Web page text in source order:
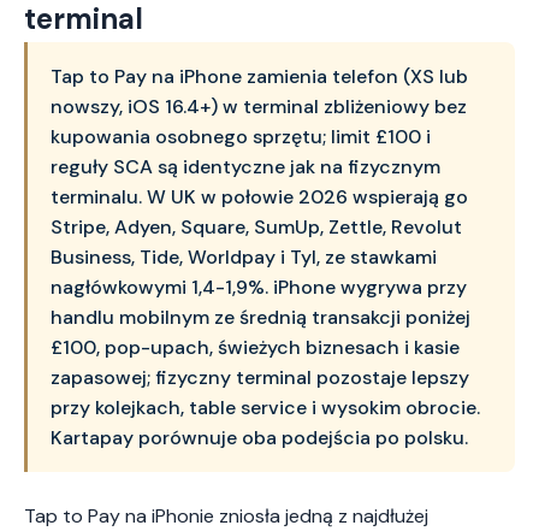
terminal
Tap to Pay na iPhone zamienia telefon (XS lub
nowszy, iOS 16.4+) w terminal zbliżeniowy bez
kupowania osobnego sprzętu; limit £100 i
reguły SCA są identyczne jak na fizycznym
terminalu. W UK w połowie 2026 wspierają go
Stripe, Adyen, Square, SumUp, Zettle, Revolut
Business, Tide, Worldpay i Tyl, ze stawkami
nagłówkowymi 1,4-1,9%. iPhone wygrywa przy
handlu mobilnym ze średnią transakcji poniżej
£100, pop-upach, świeżych biznesach i kasie
zapasowej; fizyczny terminal pozostaje lepszy
przy kolejkach, table service i wysokim obrocie.
Kartapay porównuje oba podejścia po polsku.
Tap to Pay na iPhonie zniosła jedną z najdłużej